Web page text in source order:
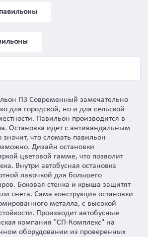
П3 Современный замечательно
для городской, но и для сельской
Павильон производится в
Остановка идет с антивандальным
что сломать павильон
Дизайн остановки
цветовой гамме, что позволит
Внутри автобусная остановка
лавочкой для большего
Боковая стенка и крыша защитят
снега. Сама конструкция остановки
металла, с высокой
Производит автобусные
компания "СП-Комплекс" на
оборудовании из проверенных